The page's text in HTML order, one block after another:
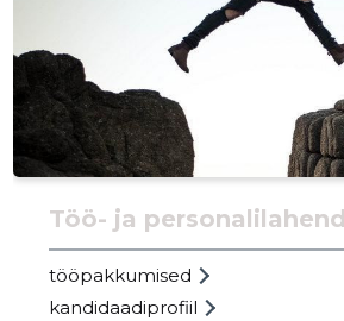
Töö- ja
tööpakkumised
kandidaadiprofiil